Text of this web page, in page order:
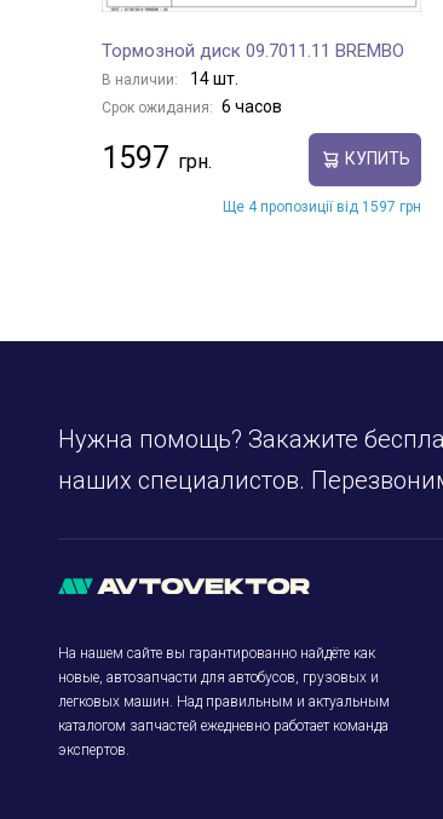
Тормозной диск 09.7011.11 BREMBO
В наличии: 14 шт.
Срок ожидания: 6 часов
1597 КУПИТЬ
Ще 4 пропозиції від 1597 грн
Нужна помощь? Закажите
наших специалистов.
На нашем сайте вы гарантированно найдёте как
новые, автозапчасти для автобусов, грузовых и
легковых машин. Над правильным и актуальным
каталогом запчастей ежедневно работает команда
экспертов.